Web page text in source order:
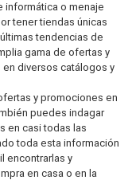
informática o menaje
tener tiendas únicas
tendencias de
gama de ofertas y
diversos catálogos y
y promociones en
puedes indagar
en casi todas las
toda esta información
encontrarlas y
en casa o en la